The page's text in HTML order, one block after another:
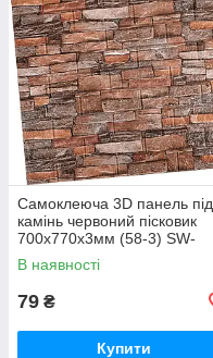
Самоклеюча 3D панель під
камінь червоний пісковик
700x770x3мм (58-3) SW-
00001319
В наявності
79 ₴
Купити